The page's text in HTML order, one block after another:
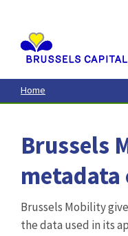
contenu
principal
Home
Brussels
metadata
Brussels Mobility
the data used in its